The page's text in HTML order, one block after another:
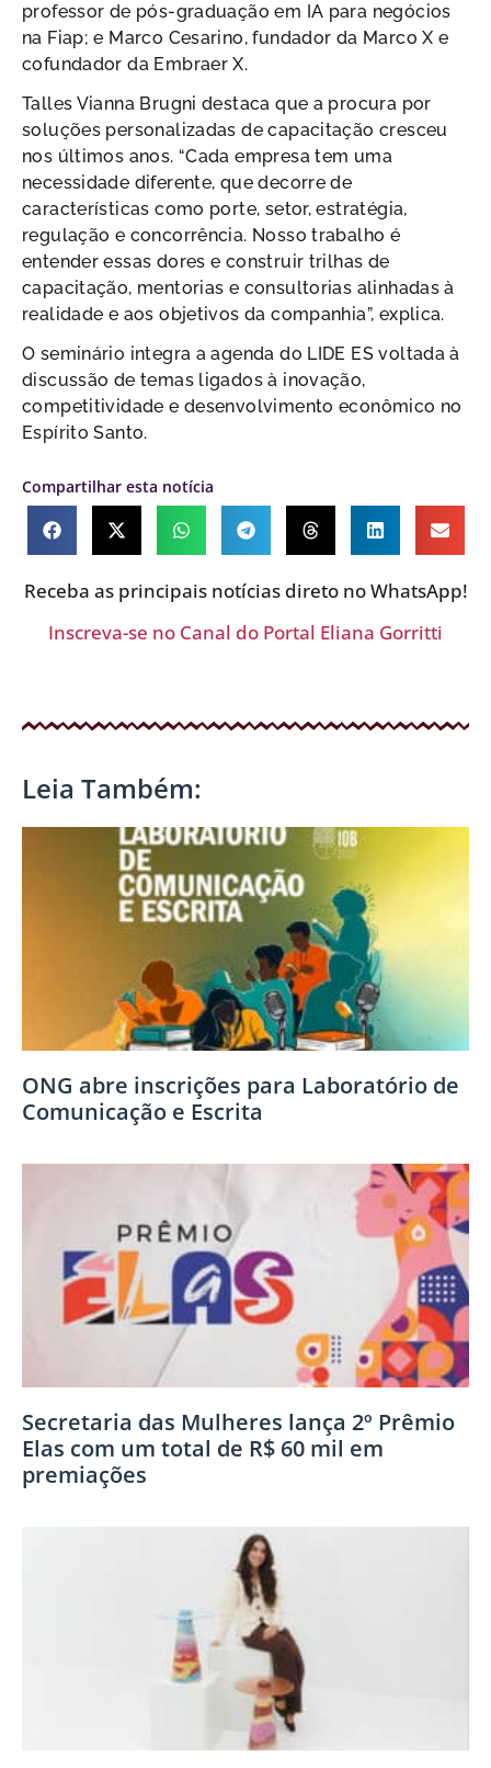
professor de pós-graduação em IA para negócios
na Fiap; e Marco Cesarino, fundador da Marco X e
cofundador da Embraer X.
Talles Vianna Brugni destaca que a procura por
soluções personalizadas de capacitação cresceu
nos últimos anos. “Cada empresa tem uma
necessidade diferente, que decorre de
características como porte, setor, estratégia,
regulação e concorrência. Nosso trabalho é
entender essas dores e construir trilhas de
capacitação, mentorias e consultorias alinhadas à
realidade e aos objetivos da companhia”, explica.
O seminário integra a agenda do LIDE ES voltada à
discussão de temas ligados à inovação,
competitividade e desenvolvimento econômico no
Espírito Santo.
Compartilhar esta notícia
Receba as principais notícias direto no WhatsApp!
Inscreva-se no Canal do Portal Eliana Gorritti
Leia Também:
ONG abre inscrições para Laboratório de
Comunicação e Escrita
Secretaria das Mulheres lança 2º Prêmio
Elas com um total de R$ 60 mil em
premiações